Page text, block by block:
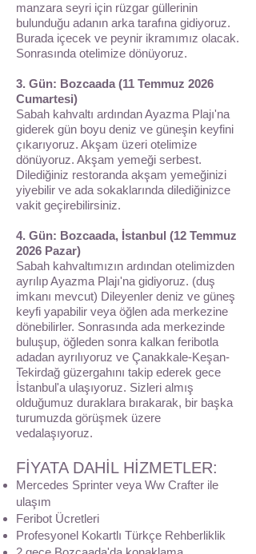
manzara seyri için rüzgar güllerinin
bulunduğu adanın arka tarafına gidiyoruz.
Burada içecek ve peynir ikramımız olacak.
Sonrasında otelimize dönüyoruz.
3. Gün: Bozcaada (11 Temmuz 2026
Cumartesi)
Sabah kahvaltı ardından Ayazma Plajı'na
giderek gün boyu deniz ve güneşin keyfini
çıkarıyoruz. Akşam üzeri otelimize
dönüyoruz. Akşam yemeği serbest.
Dilediğiniz restoranda akşam yemeğinizi
yiyebilir ve ada sokaklarında dilediğinizce
vakit geçirebilirsiniz.
4. Gün: Bozcaada, İstanbul (12 Temmuz
2026 Pazar)
Sabah kahvaltımızın ardından otelimizden
ayrılıp Ayazma Plajı'na gidiyoruz. (duş
imkanı mevcut) Dileyenler deniz ve güneş
keyfi yapabilir veya öğlen ada merkezine
dönebilirler. Sonrasında ada merkezinde
buluşup, öğleden sonra kalkan feribotla
adadan ayrılıyoruz ve Çanakkale-Keşan-
Tekirdağ güzergahını takip ederek gece
İstanbul'a ulaşıyoruz. Sizleri almış
olduğumuz duraklara bırakarak, bir başka
turumuzda görüşmek üzere
vedalaşıyoruz.
FİYATA DAHİL HİZMETLER:
Mercedes Sprinter veya Ww Crafter ile
ulaşım
Feribot Ücretleri
Profesyonel Kokartlı Türkçe Rehberliklik